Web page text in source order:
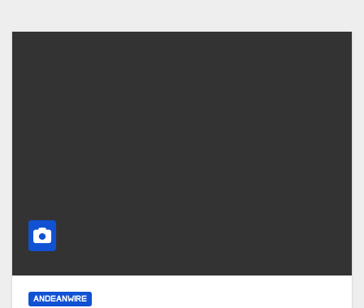
ANDEANWIRE